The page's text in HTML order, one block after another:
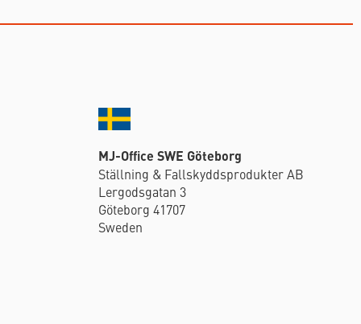
MJ-Office SWE Göteborg
Ställning & Fallskyddsprodukter AB
Lergodsgatan 3
Göteborg 41707
Sweden